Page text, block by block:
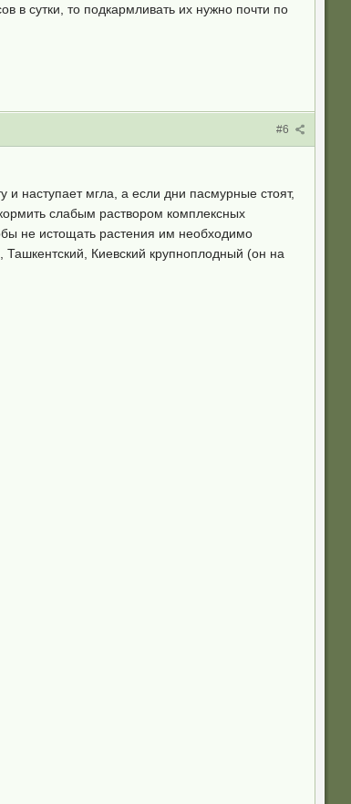
в сутки, то подкармливать их нужно почти по
#6
и наступает мгла, а если дни пасмурные стоят,
слабым раствором комплексных
не истощать растения им необходимо
Киевский крупноплодный (он на